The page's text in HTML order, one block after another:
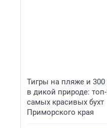
Тигры на пляже и 300
в дикой природе:
самых красивых бухт
Приморского края